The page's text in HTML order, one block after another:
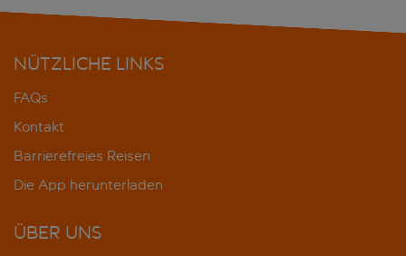
NÜTZLICHE LINKS
FAQs
Kontakt
Barrierefreies Reisen
Die App herunterladen
ÜBER UNS